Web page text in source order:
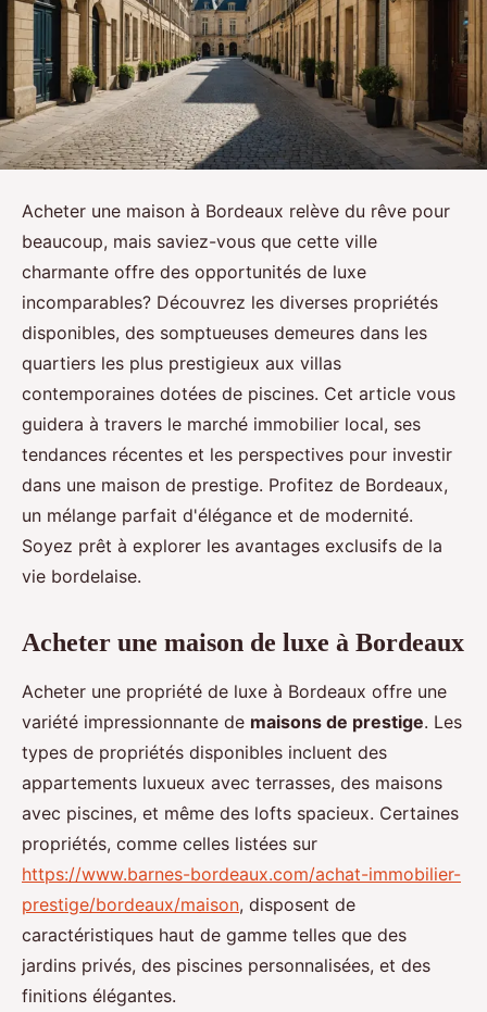
Acheter une maison à Bordeaux relève du rêve pour
beaucoup, mais saviez-vous que cette ville
charmante offre des opportunités de luxe
incomparables? Découvrez les diverses propriétés
disponibles, des somptueuses demeures dans les
quartiers les plus prestigieux aux villas
contemporaines dotées de piscines. Cet article vous
guidera à travers le marché immobilier local, ses
tendances récentes et les perspectives pour investir
dans une maison de prestige. Profitez de Bordeaux,
un mélange parfait d'élégance et de modernité.
Soyez prêt à explorer les avantages exclusifs de la
vie bordelaise.
Acheter une maison de luxe à Bordeaux
Acheter une propriété de luxe à Bordeaux offre une
variété impressionnante de maisons de prestige. Les
types de propriétés disponibles incluent des
appartements luxueux avec terrasses, des maisons
avec piscines, et même des lofts spacieux. Certaines
propriétés, comme celles listées sur
https://www.barnes-bordeaux.com/achat-immobilier-
prestige/bordeaux/maison, disposent de
caractéristiques haut de gamme telles que des
jardins privés, des piscines personnalisées, et des
finitions élégantes.